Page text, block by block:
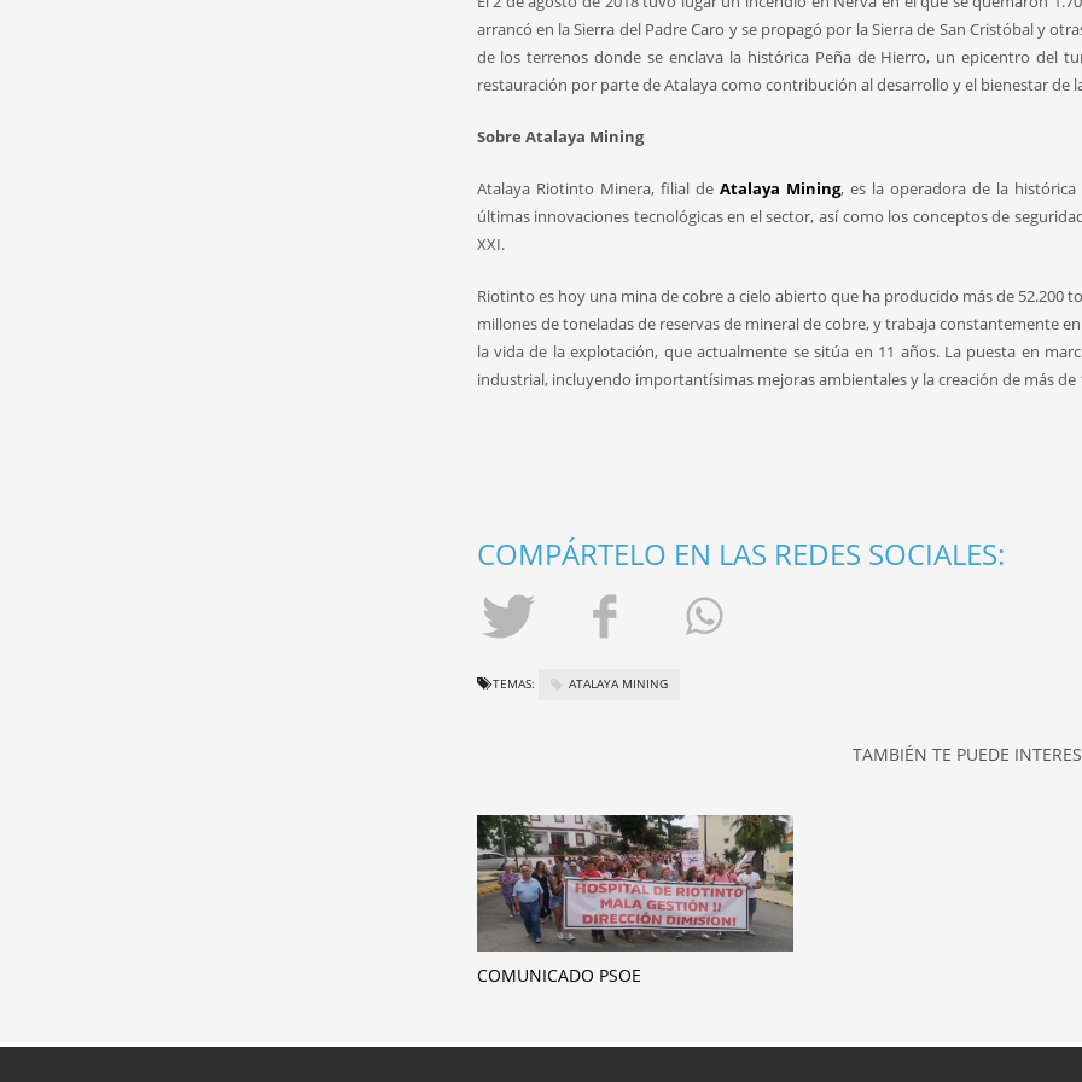
arrancó en la Sierra del Padre Caro y se propagó por la Sierra de San Cristóbal y
de los terrenos donde se enclava la histórica Peña de Hierro, un epicentro del
restauración por parte de Atalaya como contribución al desarrollo y el bienestar de
Sobre Atalaya Mining
Atalaya Riotinto Minera, filial deAtalaya Mining, es la operadora de la
últimas innovaciones tecnológicas en el sector, así como los conceptos de
XXI.
Riotinto es hoy una mina de cobre a cielo abierto que ha producido más de 52.200
millones de toneladas de reservas de mineral de cobre, y trabaja constantemente
la vida de la explotación, que actualmente se sitúa en 11 años. La puesta en
industrial, incluyendo importantísimas mejoras ambientales y la creación de más de
COMPÁRTELO EN LAS REDES SOCIALES:
TEMAS: ATALAYA MINING
TAMBIÉN TE PUEDE
COMUNICADO PSOE